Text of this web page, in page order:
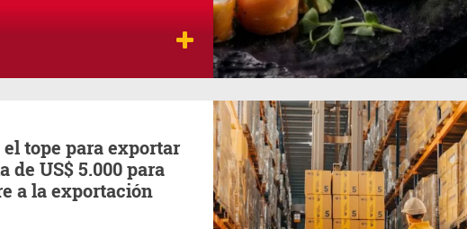
tope para exportar
US$ 5.000 para
a la exportación